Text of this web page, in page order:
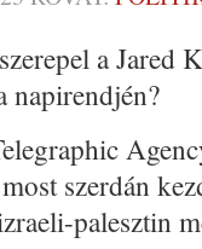
a Jared
napirendjén?
szerdán
palesztin